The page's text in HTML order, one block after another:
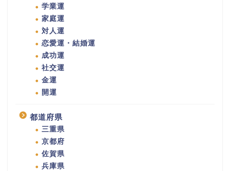
学業運
家庭運
対人運
恋愛運・結婚運
成功運
社交運
金運
開運
都道府県
三重県
京都府
佐賀県
兵庫県